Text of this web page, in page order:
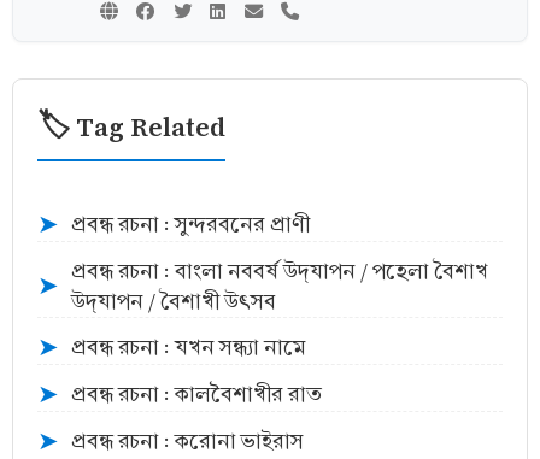
🏷️ Tag Related
➤ প্রবন্ধ রচনা : সুন্দরবনের প্রাণী
➤
প্রবন্ধ রচনা : বাংলা নববর্ষ উদ্‌যাপন / পহেলা বৈশাখ
উদ্‌যাপন / বৈশাখী উৎসব
➤ প্রবন্ধ রচনা : যখন সন্ধ্যা নামে
➤ প্রবন্ধ রচনা : কালবৈশাখীর রাত
➤ প্রবন্ধ রচনা : করোনা ভাইরাস